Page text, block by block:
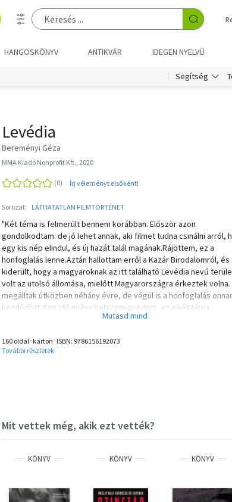
HANGOSKÖNYV ANTIKVÁR IDEGEN NYELVŰ
Segítség
Levédia
Bereményi Géza
MMA Kiadó Nonprofit Kft., 2020
Írj véleményt elsőként!
Sorozat: LÁTHATATLAN FILMTÖRTÉNET
"Két téma is felmerült bennem korábban. Először azon
gondolkodtam: de jó lehet annak, aki filmet tudna csinálni arról,
egy kis nép elindul, és új hazát talál magának.Rájöttem, ez a
honfoglalás lenne.Aztán hallottam erről a Kazár Birodalomról, és
kiderült, hogy a magyaroknak az itt található Levédia nevű
volt az utolsó állomása, mielőtt Magyarországra érkeztek volna.
megálltak útközben néhány évre, de végül is a honfoglalás
kezdődött. Egy idő múlva bebizonyosodott, ez a két téma
összekapcsolható. Akkor gondoltam arra, hogy én ezt
Láthatatlan filmtörténet című sorozatunkban neves alkotóktól
160 oldal･karton･ISBN: 9786156192073
További részletek
Mit vettek még, akik ezt vették?
KÖNYV KÖNYV KÖNYV